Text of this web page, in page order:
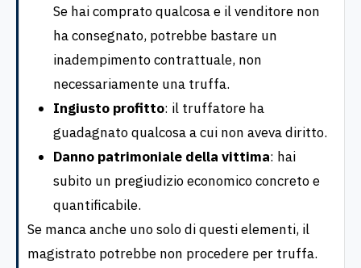
Se hai comprato qualcosa e il venditore non
ha consegnato, potrebbe bastare un
inadempimento contrattuale, non
necessariamente una truffa.
Ingiusto profitto: il truffatore ha
guadagnato qualcosa a cui non aveva diritto.
Danno patrimoniale della vittima: hai
subito un pregiudizio economico concreto e
quantificabile.
Se manca anche uno solo di questi elementi, il
magistrato potrebbe non procedere per truffa.